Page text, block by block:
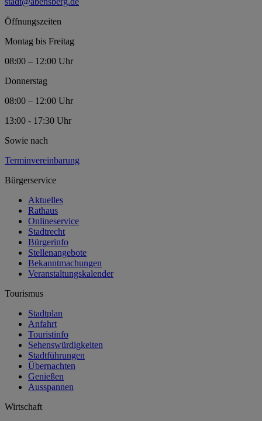
Öffnungszeiten
Montag bis Freitag
08:00 – 12:00 Uhr
Donnerstag
08:00 – 12:00 Uhr
13:00 - 17:30 Uhr
Sowie nach
Terminvereinbarung
Bürgerservice
Aktuelles
Rathaus
Onlineservice
Stadtrecht
Bürgerinfo
Stellenangebote
Bekanntmachungen
Veranstaltungskalender
Tourismus
Stadtplan
Anfahrt
Touristinfo
Sehenswürdigkeiten
Stadtführungen
Übernachten
Genießen
Ausspannen
Wirtschaft